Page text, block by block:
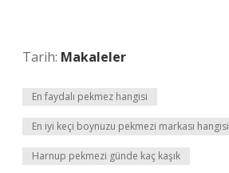
Tarih: Makaleler
En faydalı pekmez hangisi
En iyi keçi boynuzu pekmezi markası hangisi
Harnup pekmezi günde kaç kaşık